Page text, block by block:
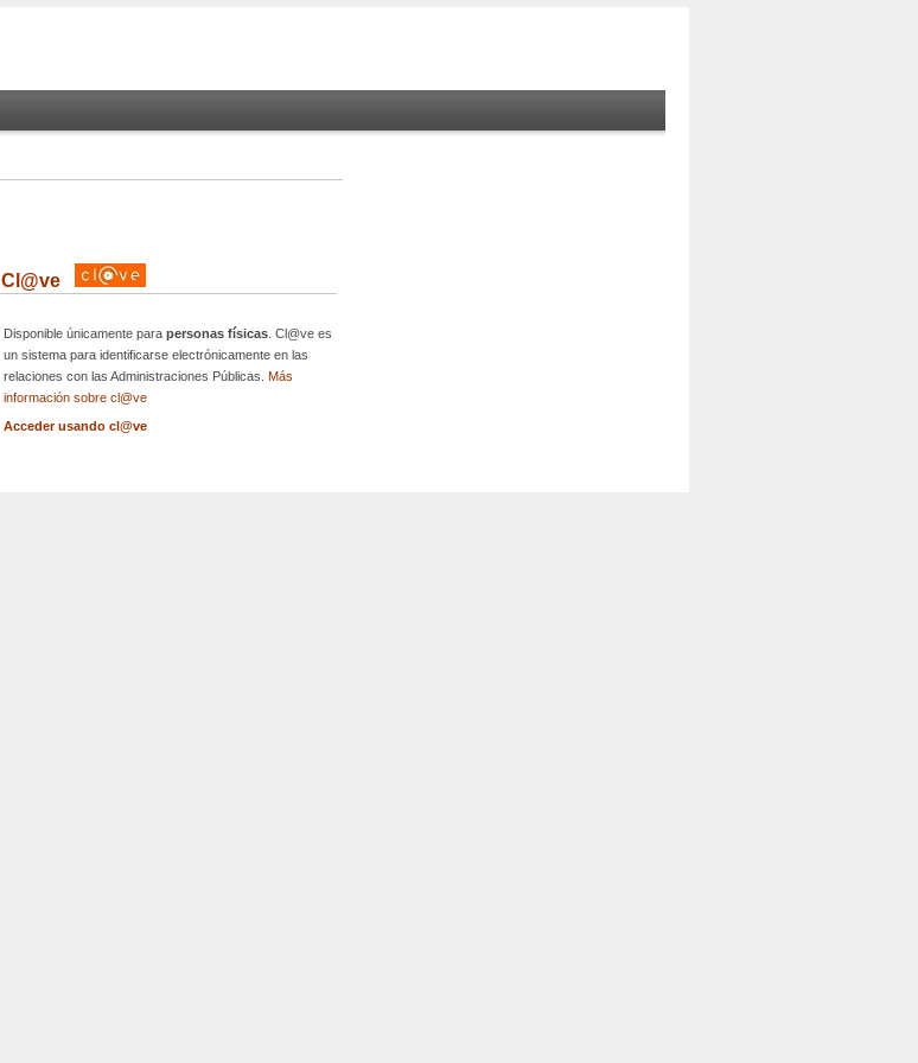
Cl@ve
Disponible únicamente para personas físicas. Cl@ve es
un sistema para identificarse electrónicamente en las
relaciones con las Administraciones Públicas.
Más
información sobre cl@ve
Acceder usando cl@ve